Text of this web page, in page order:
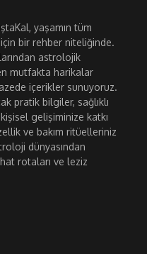
yaşamın tüm
bir rehber niteliğinde.
astrolojik
mutfakta harikalar
içerikler sunuyoruz.
pratik bilgiler, sağlıklı
gelişiminize katkı
ve bakım ritüelleriniz
dünyasından
rotaları ve leziz